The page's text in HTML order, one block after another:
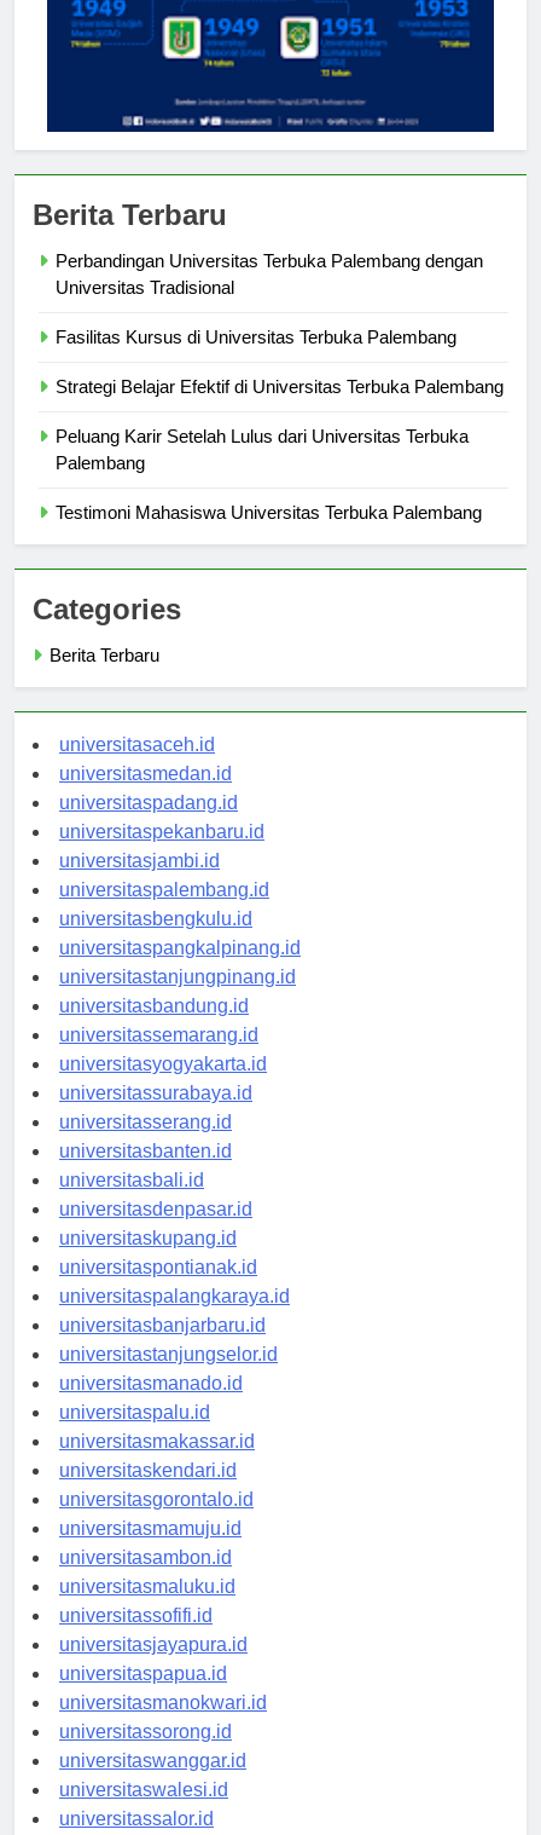
Perbandingan Universitas Terbuka Palembang dengan
Peluang Karir Setelah Lulus dari Universitas Terbuka
Categories
universitasaceh.id
universitasmedan.id
universitaspadang.id
universitaspekanbaru.id
universitasjambi.id
universitaspalembang.id
universitasbengkulu.id
universitaspangkalpinang.id
universitastanjungpinang.id
universitasbandung.id
universitassemarang.id
universitasyogyakarta.id
universitassurabaya.id
universitasserang.id
universitasbanten.id
universitasbali.id
universitasdenpasar.id
universitaskupang.id
universitaspontianak.id
universitaspalangkaraya.id
universitasbanjarbaru.id
universitastanjungselor.id
universitasmanado.id
universitaspalu.id
universitasmakassar.id
universitaskendari.id
universitasgorontalo.id
universitasmamuju.id
universitasambon.id
universitasmaluku.id
universitassofifi.id
universitasjayapura.id
universitaspapua.id
universitasmanokwari.id
universitassorong.id
universitaswanggar.id
universitaswalesi.id